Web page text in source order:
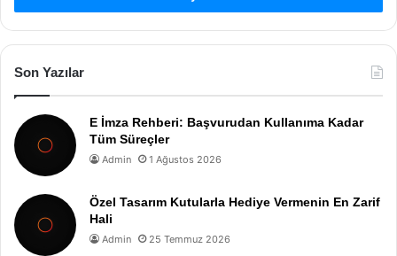
Son Yazılar
E İmza Rehberi: Başvurudan Kullanıma Kadar
Tüm Süreçler
Admin 1 Ağustos 2026
Özel Tasarım Kutularla Hediye Vermenin En Zarif
Hali
Admin 25 Temmuz 2026